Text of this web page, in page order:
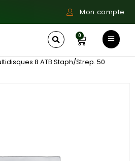
Mon compte
0
8 ATB Staph/Strep. 50